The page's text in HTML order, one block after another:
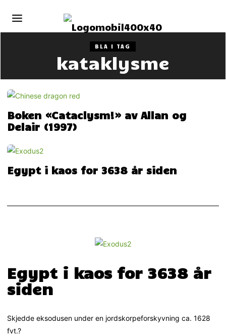
BLA I TAG
kataklysme
Boken «Cataclysm!» av Allan og
Delair (1997)
Egypt i kaos for 3638 år siden
Egypt i kaos for 3638 år
siden
Skjedde eksodusen under en jordskorpeforskyvning ca. 1628
fvt.?